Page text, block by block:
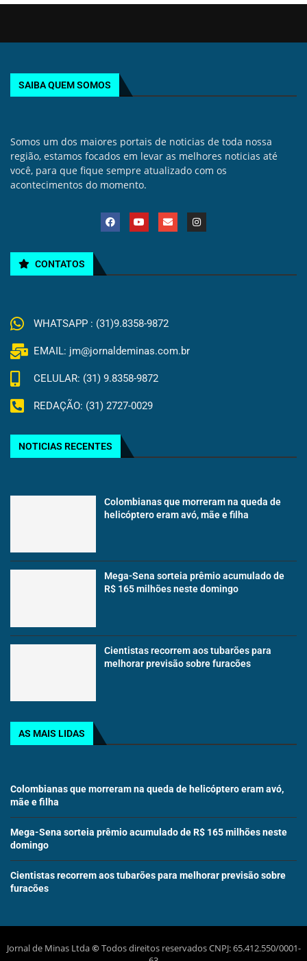
SAIBA QUEM SOMOS
Somos um dos maiores portais de noticias de toda nossa
região, estamos focados em levar as melhores noticias até
você, para que fique sempre atualizado com os
acontecimentos do momento.
CONTATOS
WHATSAPP : (31)9.8358-9872
EMAIL: jm@jornaldeminas.com.br
CELULAR: (31) 9.8358-9872
REDAÇÃO: (31) 2727-0029
NOTICIAS RECENTES
Colombianas que morreram na queda de
helicóptero eram avó, mãe e filha
Mega-Sena sorteia prêmio acumulado de
R$ 165 milhões neste domingo
Cientistas recorrem aos tubarões para
melhorar previsão sobre furacões
AS MAIS LIDAS
Colombianas que morreram na queda de helicóptero eram avó,
mãe e filha
Mega-Sena sorteia prêmio acumulado de R$ 165 milhões neste
domingo
Cientistas recorrem aos tubarões para melhorar previsão sobre
furacões
Jornal de Minas Ltda©Todos direitos reservados CNPJ: 65.412.550/0001-